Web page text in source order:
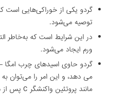
گردو یکی از خوراکی‌هایی است
توصیه می‌شود.
در این شرایط است که به‌خاطر
ورم ایجاد می‌شود.
می دهد، و این امر را می‌توان
مانند پروتئین واکنشگر C پس از مصرف گردو اثبات کرد.